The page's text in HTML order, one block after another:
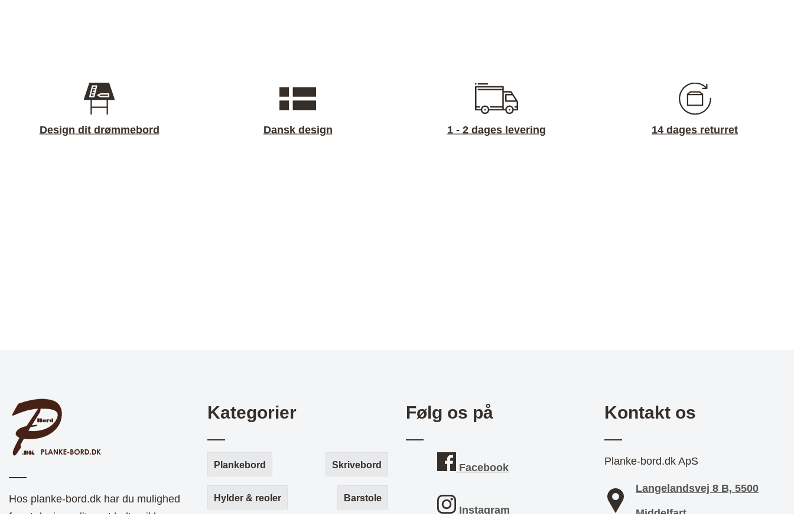
Design dit drømmebord Dansk design 1 - 2 dages levering 14 dages returret
Hos planke-bord.dk har du mulighed
for at designe dit eget helt unikke og
Kategorier
Plankebord Skrivebord
Hylder & reoler Barstole
Følg os på
Facebook
Instagram
Kontakt os
Planke-bord.dk ApS
Langelandsvej 8 B, 5500
Middelfart